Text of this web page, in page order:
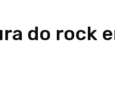
do rock